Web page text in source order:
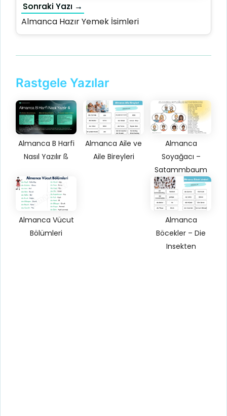
Sonraki Yazı →
Almanca Hazır Yemek İsimleri
Rastgele Yazılar
Almanca B Harfi
Nasıl Yazılır ß
Almanca Aile ve
Aile Bireyleri
Almanca
Soyağacı –
Satammbaum
Almanca Vücut
Bölümleri
Almanca
Böcekler – Die
Insekten